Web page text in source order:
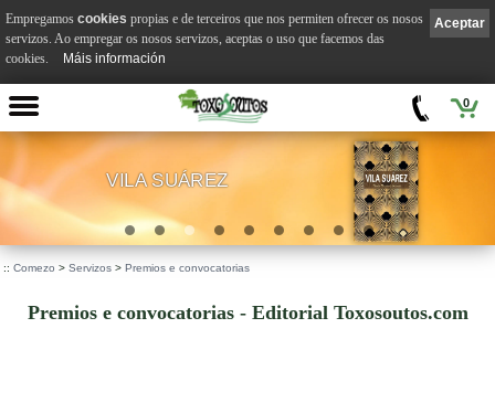
0
VILA SUÁREZ
:: Comezo > Servizos > Premios e convocatorias
Premios e convocatorias - Editorial Toxosoutos.com
Aceptar
Empregamos cookies propias e de terceiros que nos permiten ofrecer os nosos
servizos. Ao empregar os nosos servizos, aceptas o uso que facemos das
cookies.
Máis información